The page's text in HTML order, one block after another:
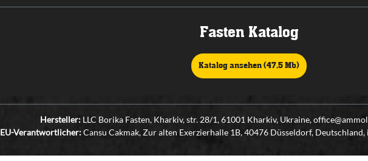
Fasten Katalog
Katalog ansehen (47,5 Mb)
Hersteller: LLC Borika Fasten, Kharkiv, str. 28/1, 61001 Kharkiv, Ukraine,
EU-Verantwortlicher:Cansu Cakmak, Zur alten Exerzierhalle 1B, 40476 Düsseldorf,